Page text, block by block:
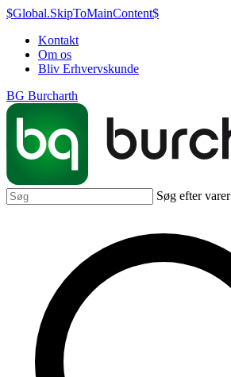
$Global.SkipToMainContent$
Kontakt
Om os
Bliv Erhvervskunde
BG Burcharth
Søg efter varer